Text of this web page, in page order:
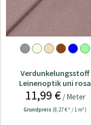
Verdunkelungsstoff
Leinenoptik uni rosa
11,99 €/ Meter
Grundpreis (8,27 € * / 1 m²)